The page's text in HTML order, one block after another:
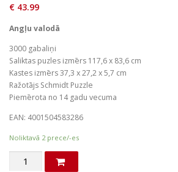
€ 43.99
Angļu valodā
3000 gabaliņi
Saliktas puzles izmērs 117,6 x 83,6 cm
Kastes izmērs 37,3 x 27,2 x 5,7 cm
Ražotājs Schmidt Puzzle
Piemērota no 14 gadu vecuma
EAN: 4001504583286
Noliktavā 2 prece/-es
Antīkās